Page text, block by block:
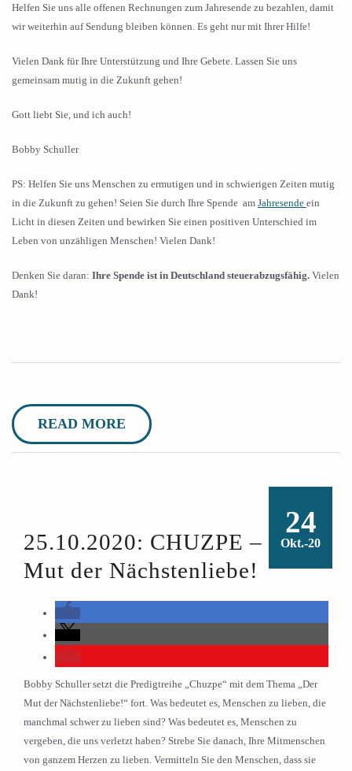
Helfen Sie uns alle offenen Rechnungen zum Jahresende zu bezahlen, damit
wir weiterhin auf Sendung bleiben können. Es geht nur mit Ihrer Hilfe!
Vielen Dank für Ihre Unterstützung und Ihre Gebete. Lassen Sie uns
gemeinsam mutig in die Zukunft gehen!
Gott liebt Sie, und ich auch!
Bobby Schuller
PS: Helfen Sie uns Menschen zu ermutigen und in schwierigen Zeiten mutig
in die Zukunft zu gehen! Seien Sie durch Ihre Spende am Jahresende ein
Licht in diesen Zeiten und bewirken Sie einen positiven Unterschied im
Leben von unzähligen Menschen! Vielen Dank!
Denken Sie daran: Ihre Spende ist in Deutschland steuerabzugsfähig. Vielen
Dank!
READ MORE
24
Okt.-20
25.10.2020: CHUZPE – Der
Mut der Nächstenliebe!
Bobby Schuller setzt die Predigtreihe „Chuzpe“ mit dem Thema „Der
Mut der Nächstenliebe!“ fort. Was bedeutet es, Menschen zu lieben, die
manchmal schwer zu lieben sind? Was bedeutet es, Menschen zu
vergeben, die uns verletzt haben? Strebe Sie danach, Ihre Mitmenschen
von ganzem Herzen zu lieben. Vermitteln Sie den Menschen, dass sie